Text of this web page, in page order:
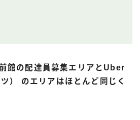
館の配達員募集エリアとUber
） のエリアはほとんど同じく